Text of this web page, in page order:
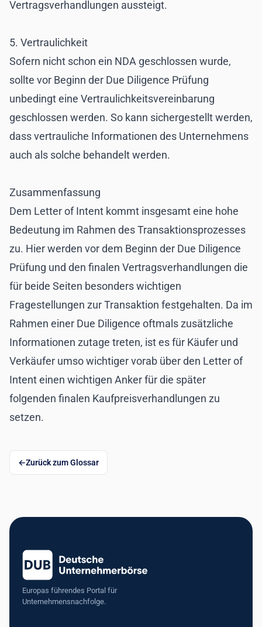
Vertragsverhandlungen aussteigt.
5. Vertraulichkeit
Sofern nicht schon ein NDA geschlossen wurde,
sollte vor Beginn der Due Diligence Prüfung
unbedingt eine Vertraulichkeitsvereinbarung
geschlossen werden. So kann sichergestellt werden,
dass vertrauliche Informationen des Unternehmens
auch als solche behandelt werden.
Zusammenfassung
Dem Letter of Intent kommt insgesamt eine hohe
Bedeutung im Rahmen des Transaktionsprozesses
zu. Hier werden vor dem Beginn der Due Diligence
Prüfung und den finalen Vertragsverhandlungen die
für beide Seiten besonders wichtigen
Fragestellungen zur Transaktion festgehalten. Da im
Rahmen einer Due Diligence oftmals zusätzliche
Informationen zutage treten, ist es für Käufer und
Verkäufer umso wichtiger vorab über den Letter of
Intent einen wichtigen Anker für die später
folgenden finalen Kaufpreisverhandlungen zu
setzen.
Zurück zum Glossar
Europas führendes Portal für
Unternehmensnachfolge.